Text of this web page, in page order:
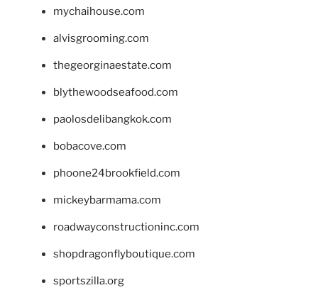
mychaihouse.com
alvisgrooming.com
thegeorginaestate.com
blythewoodseafood.com
paolosdelibangkok.com
bobacove.com
phoone24brookfield.com
mickeybarmama.com
roadwayconstructioninc.com
shopdragonflyboutique.com
sportszilla.org